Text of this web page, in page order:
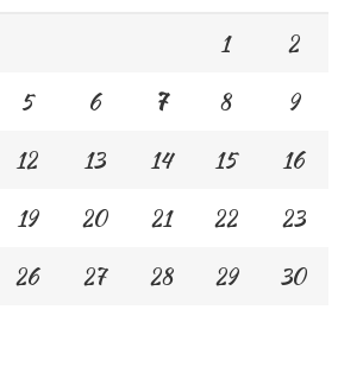
1
2
5 6 7 8
9
12 13 14 15
16
19 20 21 22
23
26 27 28 29
30